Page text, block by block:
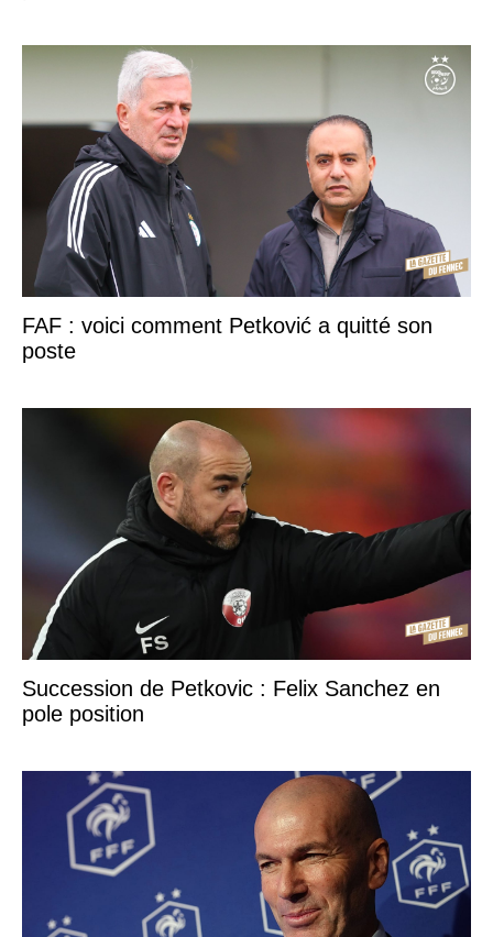
FAF : voici comment Petković a quitté son
poste
Succession de Petkovic : Felix Sanchez en
pole position